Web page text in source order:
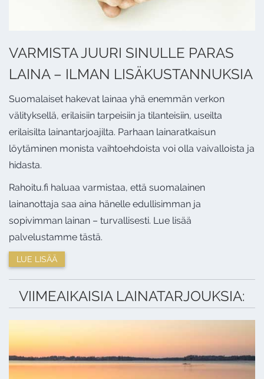
VARMISTA JUURI SINULLE PARAS
LAINA – ILMAN LISÄKUSTANNUKSIA
Suomalaiset hakevat lainaa yhä enemmän verkon
välityksellä, erilaisiin tarpeisiin ja tilanteisiin, useilta
erilaisilta lainantarjoajilta. Parhaan lainaratkaisun
löytäminen monista vaihtoehdoista voi olla vaivalloista ja
hidasta.
Rahoitu.fi haluaa varmistaa, että suomalainen
lainanottaja saa aina hänelle edullisimman ja
sopivimman lainan – turvallisesti. Lue lisää
palvelustamme tästä.
LUE LISÄÄ
VIIMEAIKAISIA LAINATARJOUKSIA: